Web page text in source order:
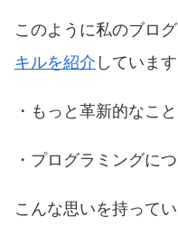
このように私のブロ
キルを紹介しています
・もっと革新的なこ
・プログラミングに
こんな思いを持って